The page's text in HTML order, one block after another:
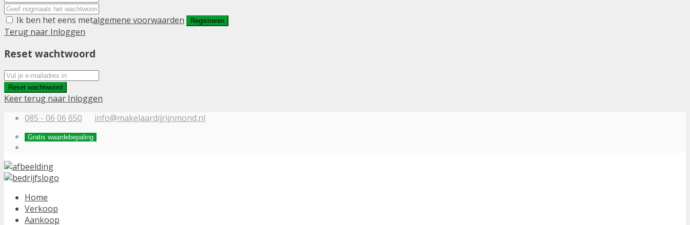
Ik ben het eens metalgemene voorwaarden Registreren
Terug naar Inloggen
Reset wachtwoord
Reset wachtwoord
Keer terug naar Inloggen
085 - 06 06 650
info@makelaardijrijnmond.nl
Gratis waardebepaling
Home
Verkoop
Aankoop